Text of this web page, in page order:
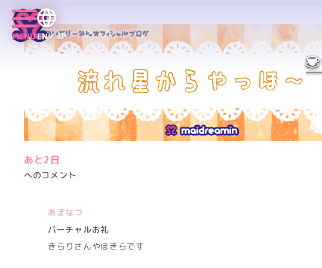
MENUEN／JP
あと2日
へのコメント
あまなつ
バーチャルお礼
きらりさんやほきらです